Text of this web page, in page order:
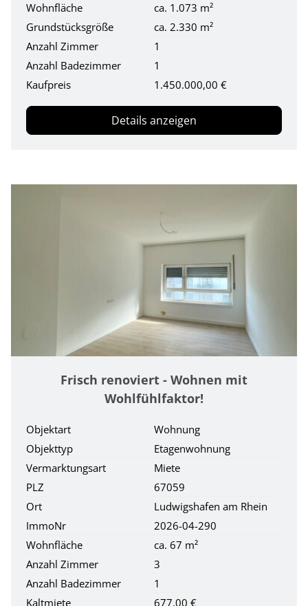
Wohnfläche
ca. 1.073 m²
Grundstücksgröße
ca. 2.330 m²
Anzahl Zimmer
1
Anzahl Badezimmer
1
Kaufpreis
1.450.000,00 €
Details anzeigen
Frisch renoviert - Wohnen mit
Wohlfühlfaktor!
Objektart
Wohnung
Objekttyp
Etagenwohnung
Vermarktungsart
Miete
PLZ
67059
Ort
Ludwigshafen am Rhein
ImmoNr
2026-04-290
Wohnfläche
ca. 67 m²
Anzahl Zimmer
3
Anzahl Badezimmer
1
Kaltmiete
677,00 €